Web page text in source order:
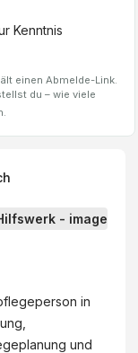
Kenntnis
einen Abmelde-Link.
du – wie viele
in
und